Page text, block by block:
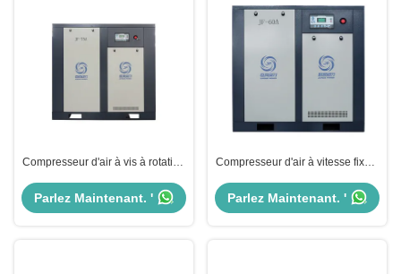
Compresseur d'air à vis à rotation
bruit 380V
Parlez Maintenant. '
Compresseur d'air à vitesse fixe à
Compresseur rotatif à vis avec
sèche-linge
Parlez Maintenant. '